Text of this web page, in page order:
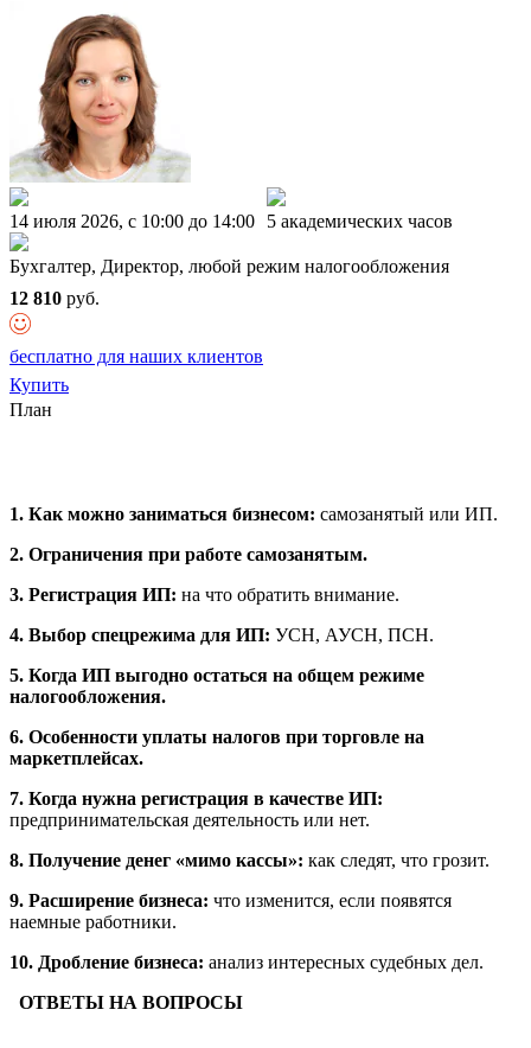
14 июля 2026, c 10:00 до 14:00 5 академических часов
Бухгалтер, Директор, любой режим налогообложения
12 810 руб.
бесплатно для наших клиентов
Купить
План
1. Как можно заниматься бизнесом: самозанятый или ИП.
2. Ограничения при работе самозанятым.
3. Регистрация ИП: на что обратить внимание.
4. Выбор спецрежима для ИП: УСН, АУСН, ПСН.
5. Когда ИП выгодно остаться на общем режиме
налогообложения.
6. Особенности уплаты налогов при торговле на
маркетплейсах.
7. Когда нужна регистрация в качестве ИП:
предпринимательская деятельность или нет.
8. Получение денег «мимо кассы»: как следят, что грозит.
9. Расширение бизнеса: что изменится, если появятся
наемные работники.
10. Дробление бизнеса: анализ интересных судебных дел.
ОТВЕТЫ НА ВОПРОСЫ